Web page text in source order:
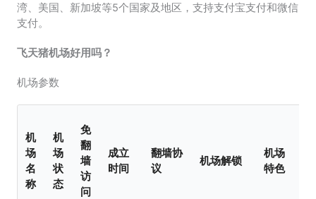
湾、美国、新加坡等5个国家及地区，支持支付宝支付和微信
支付。
飞天猪机场好用吗？
机场参数
机
场
名
称
机
场
状
态
免
翻
墙
访
问
成立
时间
翻墙协
议
机场解锁
机场
特色